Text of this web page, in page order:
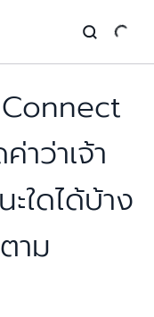
าว่าเจ้า
ใดได้บ้าง
าม